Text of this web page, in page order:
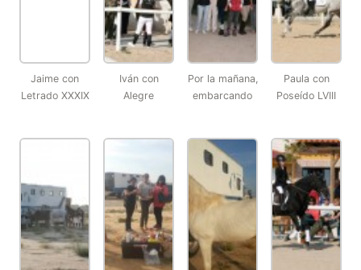
Jaime con
Letrado XXXIX
Iván con
Alegre
Por la mañana,
embarcando
Paula con
Poseído LVIII